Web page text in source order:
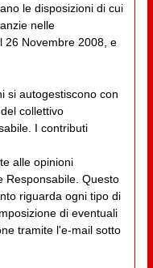
le disposizioni di cui
nelle
26 Novembre 2008, e
si autogestiscono con
collettivo
I contributi
alle opinioni
Responsabile. Questo
riguarda ogni tipo di
di eventuali
tramite l'e-mail sotto